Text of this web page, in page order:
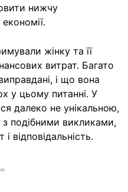
нижчу
жінку та її
витрат. Багато
і що вона
у цьому питанні. У
далеко не унікальною,
подібними викликами,
відповідальність.